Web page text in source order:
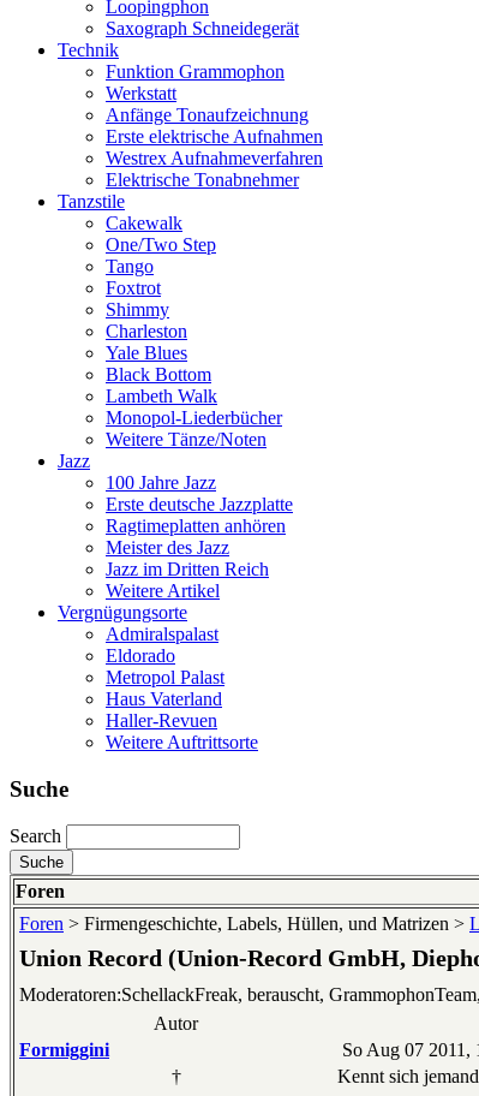
Loopingphon
Saxograph Schneidegerät
Technik
Funktion Grammophon
Werkstatt
Anfänge Tonaufzeichnung
Erste elektrische Aufnahmen
Westrex Aufnahmeverfahren
Elektrische Tonabnehmer
Tanzstile
Cakewalk
One/Two Step
Tango
Foxtrot
Shimmy
Charleston
Yale Blues
Black Bottom
Lambeth Walk
Monopol-Liederbücher
Weitere Tänze/Noten
Jazz
100 Jahre Jazz
Erste deutsche Jazzplatte
Ragtimeplatten anhören
Meister des Jazz
Jazz im Dritten Reich
Weitere Artikel
Vergnügungsorte
Admiralspalast
Eldorado
Metropol Palast
Haus Vaterland
Haller-Revuen
Weitere Auftrittsorte
Suche
Search
Foren
Foren > Firmengeschichte, Labels, Hüllen, und Matrizen >
Union Record (Union-Record GmbH,
Moderatoren:SchellackFreak, berauscht,
Autor
Formiggini
So Aug 07 2011,
†
Kennt sich